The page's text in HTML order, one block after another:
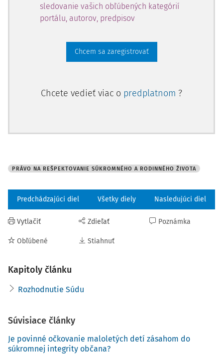
sledovanie vašich obľúbených kategórií
portálu, autorov, predpisov
Chcem sa zaregistrovať
Chcete vedieť viac o predplatnom ?
PRÁVO NA REŠPEKTOVANIE SÚKROMNÉHO A RODINNÉHO ŽIVOTA
Predchádzajúci diel Všetky diely Nasledujúci diel
Vytlačiť
Obľúbené
Zdieľať
Stiahnuť
Poznámka
Kapitoly článku
Rozhodnutie Súdu
Súvisiace články
Je povinné očkovanie maloletých detí zásahom do
súkromnej integrity občana?